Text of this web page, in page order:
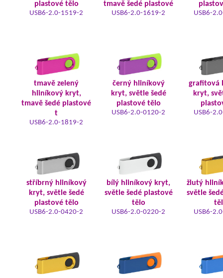
plastové tělo
USB6-2.0-1519-2
tmavě šedé plastové
USB6-2.0-1619-2 USB6-
tmavě zelený
hliníkový kryt,
tmavě šedé plastové
t
USB6-2.0-1819-2
černý hliníkový
kryt, světle šedé
plastové tělo
USB6-2.0-0120-2
grafitová
kryt,
USB6-
stříbrný hliníkový
kryt, světle šedé
plastové tělo
USB6-2.0-0420-2
bílý hliníkový kryt,
světle šedé plastové
tělo
USB6-2.0-0220-2
žlutý
světle
USB6-